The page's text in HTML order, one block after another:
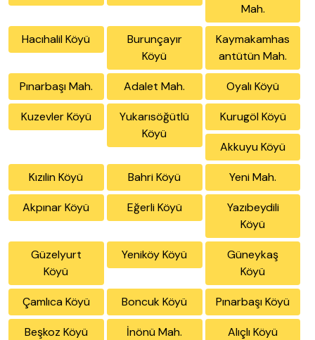
Mah.
Hacıhalil Köyü
Burunçayır
Köyü
Kaymakamhas
antütün Mah.
Pınarbaşı Mah. Adalet Mah. Oyalı Köyü
Kuzevler Köyü
Yukarısöğütlü
Köyü
Kurugöl Köyü
Akkuyu Köyü
Kızılin Köyü Bahri Köyü Yeni Mah.
Akpınar Köyü Eğerli Köyü
Yazıbeydili
Köyü
Güzelyurt
Köyü
Yeniköy Köyü
Güneykaş
Köyü
Çamlıca Köyü Boncuk Köyü Pınarbaşı Köyü
Beşkoz Köyü İnönü Mah. Alıçlı Köyü